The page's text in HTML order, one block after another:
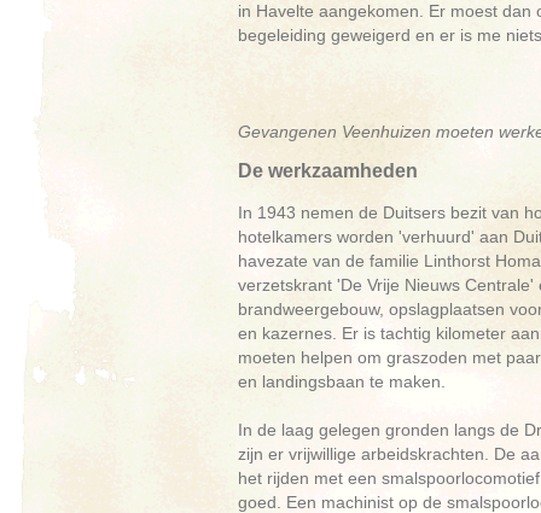
in Havelte aangekomen. Er moest
begeleiding geweigerd en er is me
Gevangenen Veenhuizen moeten
De werkzaamheden
In 1943 nemen de Duitsers bezit van
hotelkamers worden 'verhuurd' aan
havezate van de familie Linthorst
verzetskrant 'De Vrije Nieuws
brandweergebouw, opslagplaatsen
en kazernes. Er is tachtig kilometer
moeten helpen om graszoden met
en landingsbaan te maken.
In de laag gelegen gronden langs de
zijn er vrijwillige arbeidskrachten. De
het rijden met een
goed. Een machinist op de